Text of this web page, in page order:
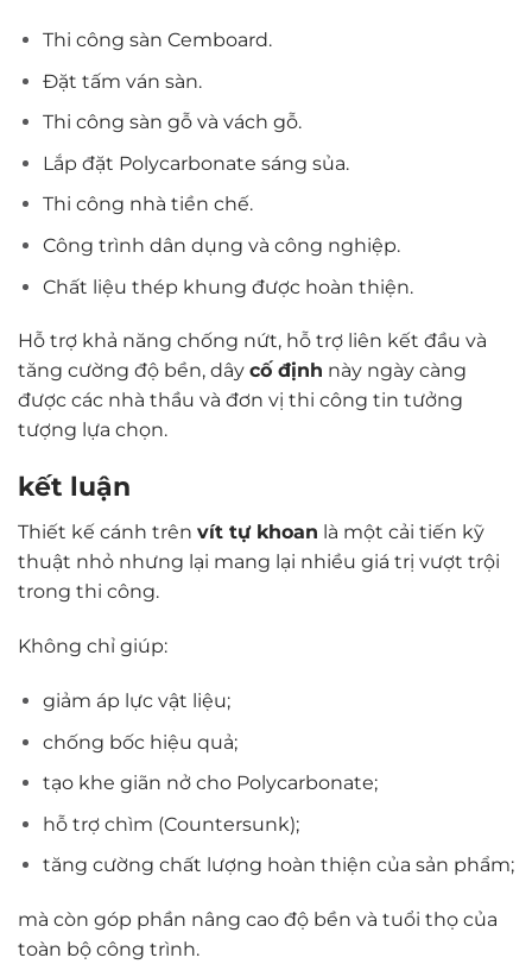
Thi công sàn Cemboard.
Đặt tấm ván sàn.
Thi công sàn gỗ và vách gỗ.
Lắp đặt Polycarbonate sáng sủa.
Thi công nhà tiền chế.
Công trình dân dụng và công nghiệp.
Chất liệu thép khung được hoàn thiện.
Hỗ trợ khả năng chống nứt, hỗ trợ liên kết đầu và
tăng cường độ bền, dây cố định này ngày càng
được các nhà thầu và đơn vị thi công tin tưởng
tượng lựa chọn.
kết luận
Thiết kế cánh trên vít tự khoan là một cải tiến kỹ
thuật nhỏ nhưng lại mang lại nhiều giá trị vượt trội
trong thi công.
Không chỉ giúp:
giảm áp lực vật liệu;
chống bốc hiệu quả;
tạo khe giãn nở cho Polycarbonate;
hỗ trợ chìm (Countersunk);
tăng cường chất lượng hoàn thiện của sản phẩm;
mà còn góp phần nâng cao độ bền và tuổi thọ của
toàn bộ công trình.